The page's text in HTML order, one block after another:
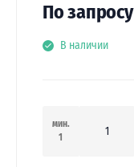
По запросу
В наличии
мин.
1